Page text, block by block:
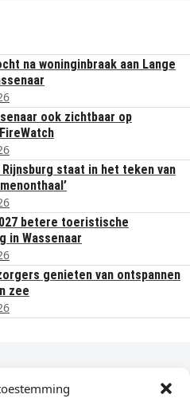
na woninginbraak aan Lange
ook zichtbaar op
Rijnsburg staat in het teken van
betere toeristische
in Wassenaar
genieten van ontspannen
zee
nieuws in je e-mail?